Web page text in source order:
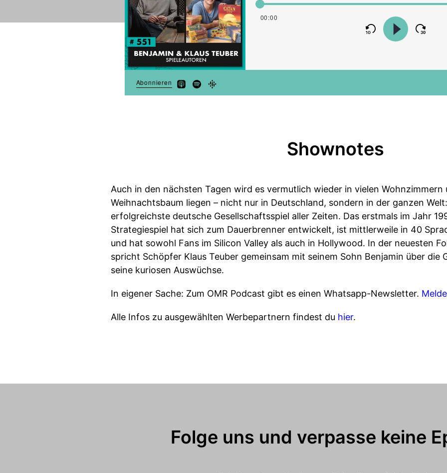
Shownotes
Auch in den nächsten Tagen wird es vermutlich wieder in vielen Wohnzimmern
Weihnachtsbaum liegen – nicht nur in Deutschland, sondern in der ganzen
erfolgreichste deutsche Gesellschaftsspiel aller Zeiten. Das erstmals im Jahr
Strategiespiel hat sich zum Dauerbrenner entwickelt, ist mittlerweile in 40
und hat sowohl Fans im Silicon Valley als auch in Hollywood. In der neuesten
spricht Schöpfer Klaus Teuber gemeinsam mit seinem Sohn Benjamin über die
seine kuriosen Auswüchse.
In eigener Sache: Zum OMR Podcast gibt es einen Whatsapp-Newsletter.
Alle Infos zu ausgewählten Werbepartnern findest du hier.
Folge uns und verpasse keine